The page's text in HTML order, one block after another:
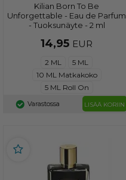
Kilian Born To Be
Unforgettable - Eau de Parfum
- Tuoksunäyte - 2 ml
14,95 EUR
2 ML
5 ML
10 ML Matkakoko
5 ML Roll On
Varastossa LISÄÄ KORIIN